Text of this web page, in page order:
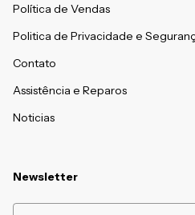
Política de Vendas
Politica de Privacidade e
Contato
Assistência e Reparos
Noticias
Newsletter